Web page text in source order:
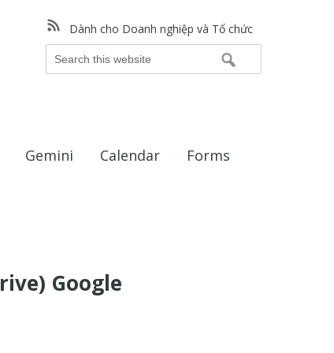
Dành cho Doanh nghiệp và Tổ chức
Search
this
Gemini Calendar Forms
Google